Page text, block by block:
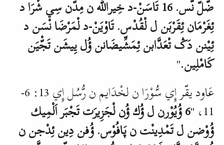
ضّلّ نّس. 16 تَاسَنْ-د خِيرالله ن مِدّن سِي شْرَا د
ئِغَرْمَان ئِقَرْبَن ل لْقُدْس. تَاوْيَنْ-د لْمَرْضَا نْسَن د
ئِـيْنن دَݣ تْعَدَّابن ئِمَشِّيضَانن ؤُل يِـيشَن تَجّْيَن
كَامْلِين."
عَاود يقّر إِي سُّوْرَا ن لخْدَايم ن رُّسُل إِي 13: 6-
11، " 6 ؤُيُوْرن ل ؤُك ؤُن لْجَزِيرَت تَجْبَر اَلْمِيك
ؤُوْضن ل تَمْدِينْت ن پَـافُوْس. ؤُفن دِين ئِدْجن ن